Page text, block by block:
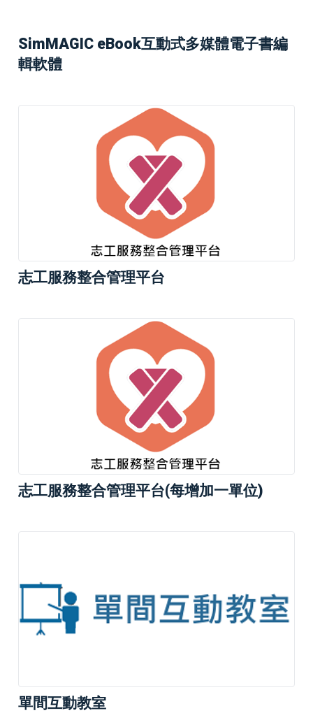
SimMAGIC eBook互動式多媒體電子書編
輯軟體
志工服務整合管理平台
志工服務整合管理平台(每增加一單位)
單間互動教室